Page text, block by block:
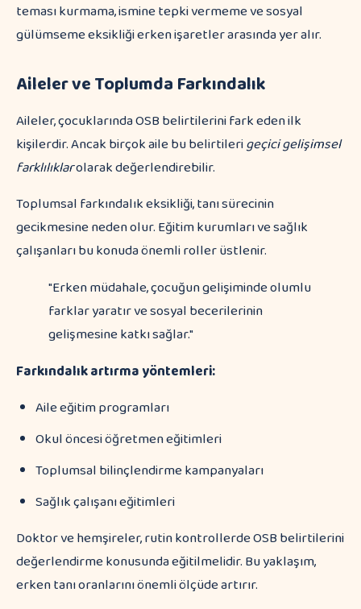
teması kurmama, ismine tepki vermeme ve sosyal
gülümseme eksikliği erken işaretler arasında yer alır.
Aileler ve Toplumda Farkındalık
Aileler, çocuklarında OSB belirtilerini fark eden ilk
kişilerdir. Ancak birçok aile bu belirtilerigeçici gelişimsel
farklılıklarolarak değerlendirebilir.
Toplumsal farkındalık eksikliği, tanı sürecinin
gecikmesine neden olur. Eğitim kurumları ve sağlık
çalışanları bu konuda önemli roller üstlenir.
"Erken müdahale, çocuğun gelişiminde olumlu
farklar yaratır ve sosyal becerilerinin
gelişmesine katkı sağlar."
Farkındalık artırma yöntemleri:
Aile eğitim programları
Okul öncesi öğretmen eğitimleri
Toplumsal bilinçlendirme kampanyaları
Sağlık çalışanı eğitimleri
Doktor ve hemşireler, rutin kontrollerde OSB belirtilerini
değerlendirme konusunda eğitilmelidir. Bu yaklaşım,
erken tanı oranlarını önemli ölçüde artırır.